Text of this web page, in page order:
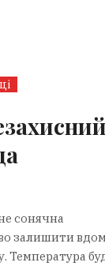
сонячна
залишити
Температура